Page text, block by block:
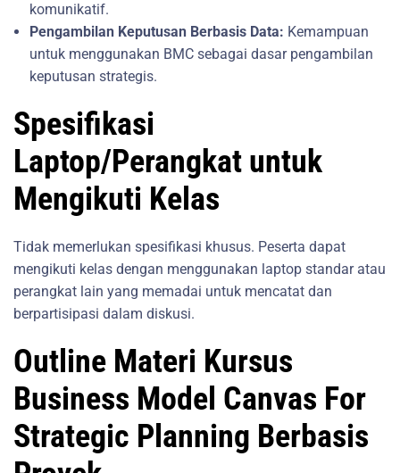
komunikatif.
Pengambilan Keputusan Berbasis Data: Kemampuan
untuk menggunakan BMC sebagai dasar pengambilan
keputusan strategis.
Spesifikasi
Laptop/Perangkat untuk
Mengikuti Kelas
Tidak memerlukan spesifikasi khusus. Peserta dapat
mengikuti kelas dengan menggunakan laptop standar atau
perangkat lain yang memadai untuk mencatat dan
berpartisipasi dalam diskusi.
Outline Materi Kursus
Business Model Canvas For
Strategic Planning Berbasis